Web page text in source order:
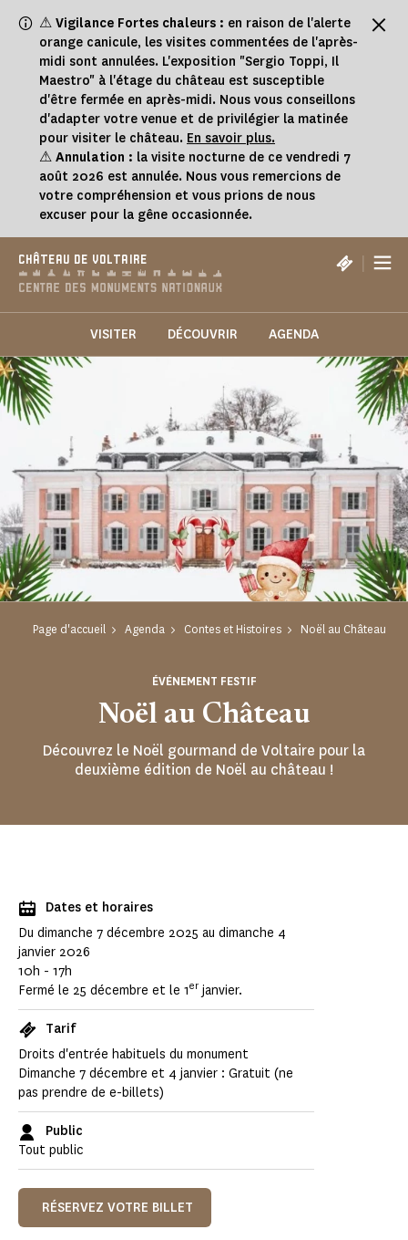
⚠ Vigilance Fortes chaleurs : en raison de l'alerte
orange canicule, les visites commentées de l'après-
midi sont annulées. L'exposition "Sergio Toppi, Il
Maestro" à l'étage du château est susceptible
d'être fermée en après-midi. Nous vous conseillons
d'adapter votre venue et de privilégier la matinée
pour visiter le château. En savoir plus.
⚠ Annulation : la visite nocturne de ce vendredi 7
août 2026 est annulée. Nous vous remercions de
votre compréhension et vous prions de nous
excuser pour la gêne occasionnée.
CHÂTEAU DE VOLTAIRE |
VISITER DÉCOUVRIR AGENDA
Page d'accueil Agenda Contes et Histoires Noël au Château
Noël au Château
ÉVÉNEMENT FESTIF
Découvrez le Noël gourmand de Voltaire pour la
deuxième édition de Noël au château !
Dates et horaires
Du dimanche 7 décembre 2025 au dimanche 4
janvier 2026
10h - 17h
Fermé le 25 décembre et le 1er janvier.
Tarif
Droits d'entrée habituels du monument
Dimanche 7 décembre et 4 janvier : Gratuit (ne
pas prendre de e-billets)
Public
Tout public
RÉSERVEZ VOTRE BILLET